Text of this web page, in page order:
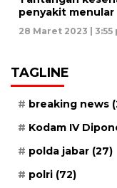
penyakit menular
28 Maret 2023 | 3:55
TAGLINE
breaking news
Kodam IV
polda jabar (27)
polri (72)